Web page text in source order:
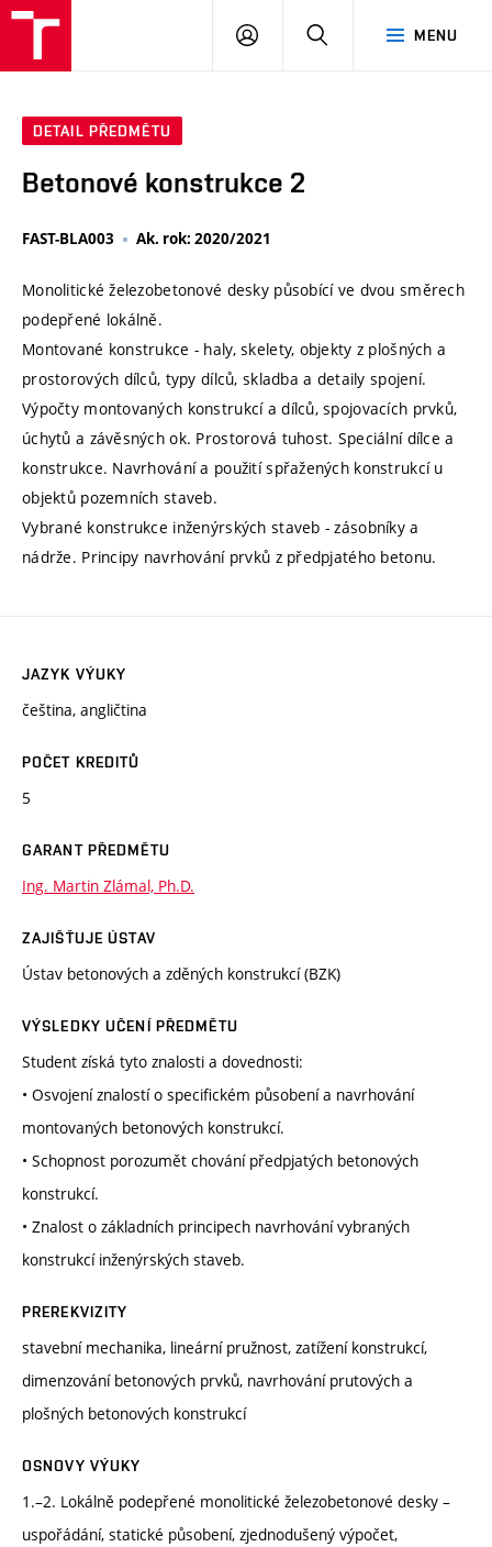
MENU
PŘIHLÁSIT
DETAIL PŘEDMĚTU
Betonové konstrukce 2
FAST-BLA003 Ak. rok: 2020/2021
Monolitické železobetonové desky působící ve dvou směrech
podepřené lokálně.
Montované konstrukce - haly, skelety, objekty z plošných a
prostorových dílců, typy dílců, skladba a detaily spojení.
Výpočty montovaných konstrukcí a dílců, spojovacích prvků,
úchytů a závěsných ok. Prostorová tuhost. Speciální dílce a
konstrukce. Navrhování a použití spřažených konstrukcí u
objektů pozemních staveb.
Vybrané konstrukce inženýrských staveb - zásobníky a
nádrže. Principy navrhování prvků z předpjatého betonu.
JAZYK VÝUKY
čeština, angličtina
POČET KREDITŮ
5
GARANT PŘEDMĚTU
Ing. Martin Zlámal, Ph.D.
ZAJIŠŤUJE ÚSTAV
Ústav betonových a zděných konstrukcí (BZK)
VÝSLEDKY UČENÍ PŘEDMĚTU
Student získá tyto znalosti a dovednosti:
• Osvojení znalostí o specifickém působení a navrhování
montovaných betonových konstrukcí.
• Schopnost porozumět chování předpjatých betonových
konstrukcí.
• Znalost o základních principech navrhování vybraných
konstrukcí inženýrských staveb.
PREREKVIZITY
stavební mechanika, lineární pružnost, zatížení konstrukcí,
dimenzování betonových prvků, navrhování prutových a
plošných betonových konstrukcí
OSNOVY VÝUKY
1.–2. Lokálně podepřené monolitické železobetonové desky –
uspořádání, statické působení, zjednodušený výpočet,